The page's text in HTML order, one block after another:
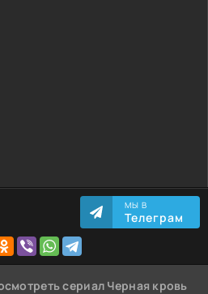
МЫ В
Телеграм
сериал Черная кровь